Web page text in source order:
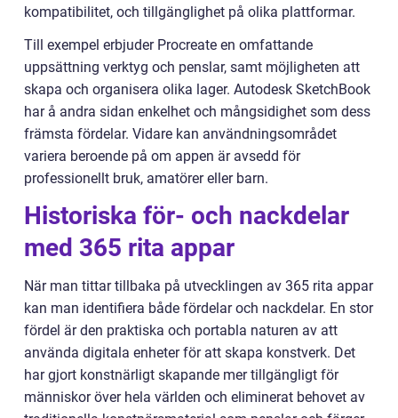
kompatibilitet, och tillgänglighet på olika plattformar.
Till exempel erbjuder Procreate en omfattande
uppsättning verktyg och penslar, samt möjligheten att
skapa och organisera olika lager. Autodesk SketchBook
har å andra sidan enkelhet och mångsidighet som dess
främsta fördelar. Vidare kan användningsområdet
variera beroende på om appen är avsedd för
professionellt bruk, amatörer eller barn.
Historiska för- och nackdelar
med 365 rita appar
När man tittar tillbaka på utvecklingen av 365 rita appar
kan man identifiera både fördelar och nackdelar. En stor
fördel är den praktiska och portabla naturen av att
använda digitala enheter för att skapa konstverk. Det
har gjort konstnärligt skapande mer tillgängligt för
människor över hela världen och eliminerat behovet av